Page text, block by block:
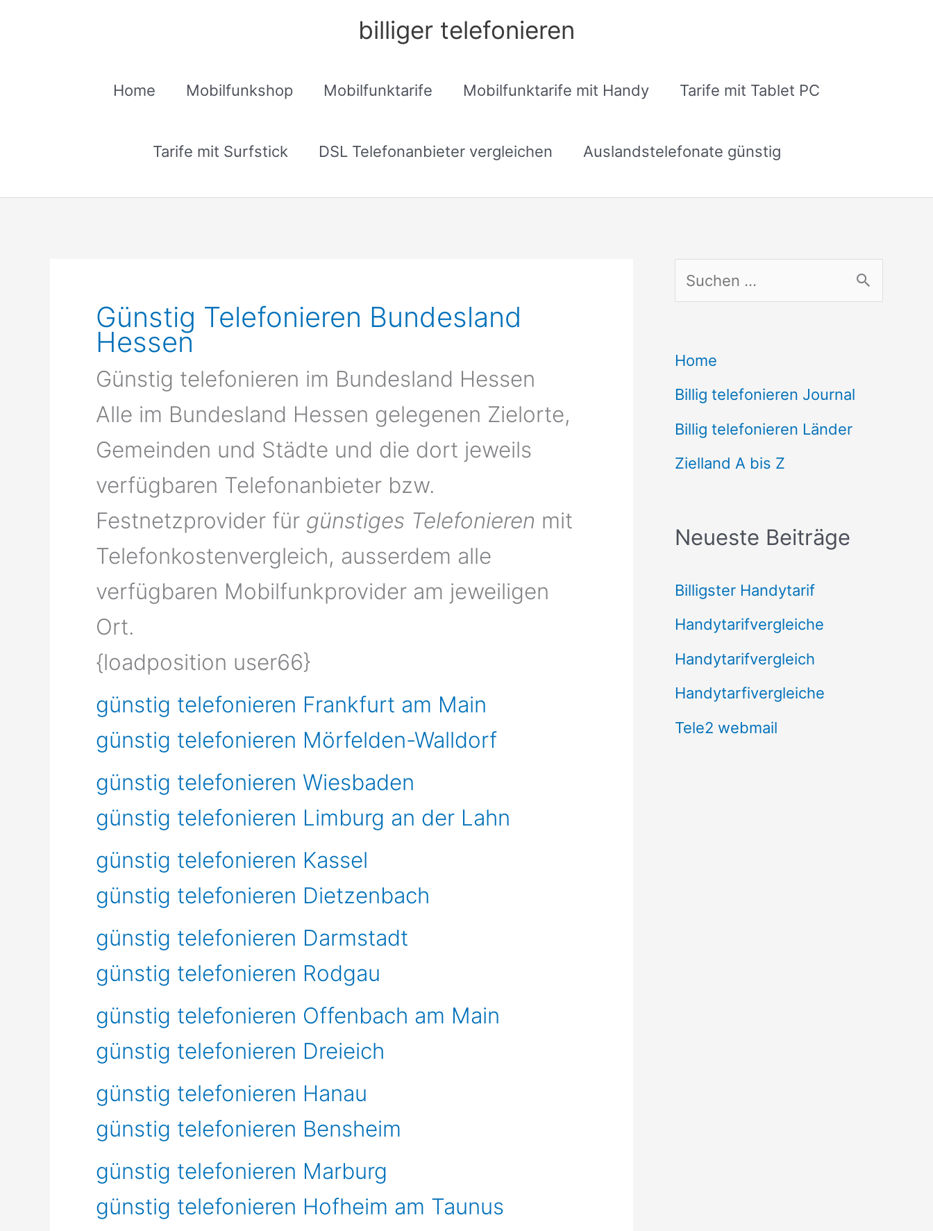
billiger telefonieren
Home Mobilfunkshop Mobilfunktarife Mobilfunktarife mit Handy Tarife mit Tablet PC
Tarife mit Surfstick DSL Telefonanbieter vergleichen Auslandstelefonate günstig
Günstig Telefonieren Bundesland
Hessen
Günstig telefonieren im Bundesland Hessen
Alle im Bundesland Hessen gelegenen Zielorte,
Gemeinden und Städte und die dort jeweils
verfügbaren Telefonanbieter bzw.
Festnetzprovider für günstiges Telefonieren mit
Telefonkostenvergleich, ausserdem alle
verfügbaren Mobilfunkprovider am jeweiligen
Ort.
{loadposition user66}
günstig telefonieren Frankfurt am Main
günstig telefonieren Mörfelden-Walldorf
günstig telefonieren Wiesbaden
günstig telefonieren Limburg an der Lahn
günstig telefonieren Kassel
günstig telefonieren Dietzenbach
günstig telefonieren Darmstadt
günstig telefonieren Rodgau
günstig telefonieren Offenbach am Main
günstig telefonieren Dreieich
günstig telefonieren Hanau
günstig telefonieren Bensheim
günstig telefonieren Marburg
günstig telefonieren Hofheim am Taunus
u
h
e
n
n
h
Home
Billig telefonieren Journal
Billig telefonieren Länder
Zielland A bis Z
Neueste Beiträge
Billigster Handytarif
Handytarifvergleiche
Handytarifvergleich
Handytarfivergleiche
Tele2 webmail